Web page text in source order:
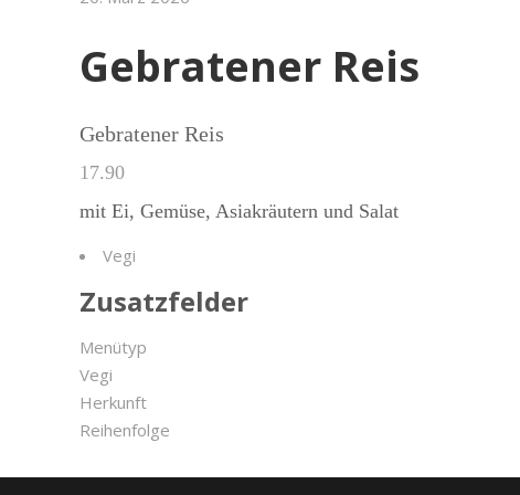
Gebratener Reis
Gebratener Reis
17.90
mit Ei, Gemüse, Asiakräutern und Salat
Vegi
Zusatzfelder
Menütyp
Vegi
Herkunft
Reihenfolge